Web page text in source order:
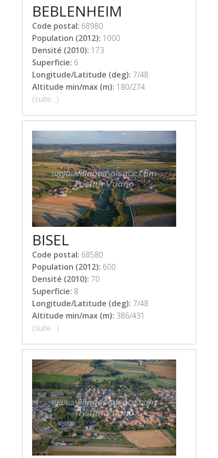
BEBLENHEIM
Code postal: 68980
Population (2012): 1000
Densité (2010): 173
Superficie: 6
Longitude/Latitude (deg): 7/48
Altitude min/max (m): 180/274
(suite…)
BISEL
Code postal: 68580
Population (2012): 600
Densité (2010): 70
Superficie: 8
Longitude/Latitude (deg): 7/48
Altitude min/max (m): 386/431
(suite…)